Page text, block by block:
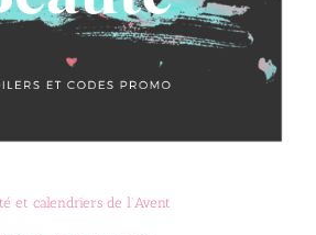
et calendriers de l’Avent